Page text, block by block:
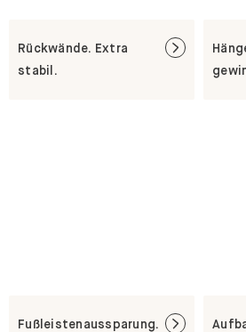
Rückwände. Extra
stabil.
Fußleistenaussparung.